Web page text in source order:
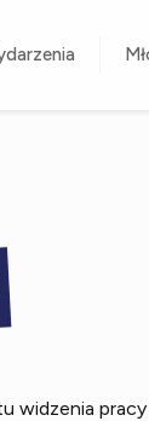
widzenia